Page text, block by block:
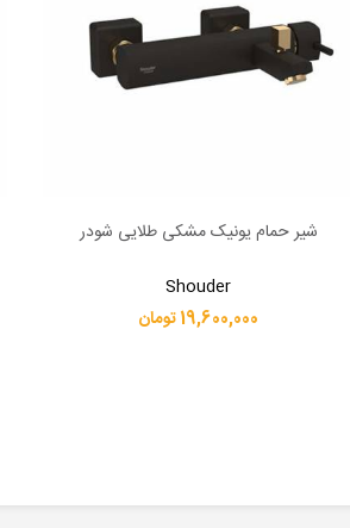
اطلاعات بیشتر
شیر حمام یونیک مشکی طلایی شودر
Shouder
19,600,000 تومان